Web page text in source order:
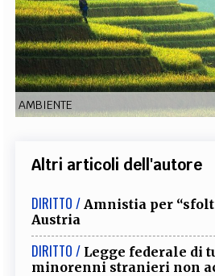
EXTRA
CODICI RUBRICHE LIBRI
SOCIAL
AMBIENTE
Altri articoli dell'autore
DIRITTO / Amnistia per
Austria
DIRITTO / Legge federale di
minorenni stranieri non